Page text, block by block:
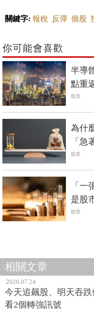
關鍵字: 報稅 反彈 個股
你可能會喜歡
半導
點重
股票
為什
「
一樣？
股票
「
是股
股票
相關文章
2026.07.24
今天追飆股、明天吞
看2個轉強訊號